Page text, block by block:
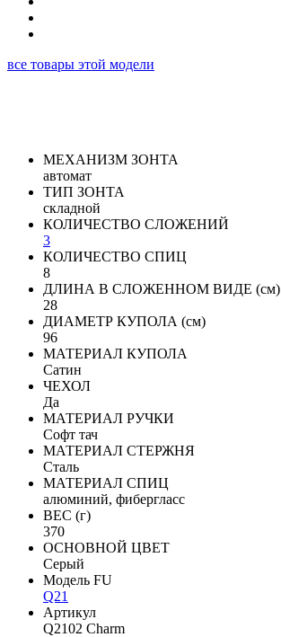
все товары этой модели
МЕХАНИЗМ ЗОНТА
автомат
ТИП ЗОНТА
складной
КОЛИЧЕСТВО СЛОЖЕНИЙ
3
КОЛИЧЕСТВО СПИЦ
8
ДЛИНА В СЛОЖЕННОМ ВИДЕ (см)
28
ДИАМЕТР КУПОЛА (см)
96
МАТЕРИАЛ КУПОЛА
Сатин
ЧЕХОЛ
Да
МАТЕРИАЛ РУЧКИ
Софт тач
МАТЕРИАЛ СТЕРЖНЯ
Сталь
МАТЕРИАЛ СПИЦ
алюминий, фибергласс
ВЕС (г)
370
ОСНОВНОЙ ЦВЕТ
Серый
Модель FU
Q21
Артикул
Q2102 Charm